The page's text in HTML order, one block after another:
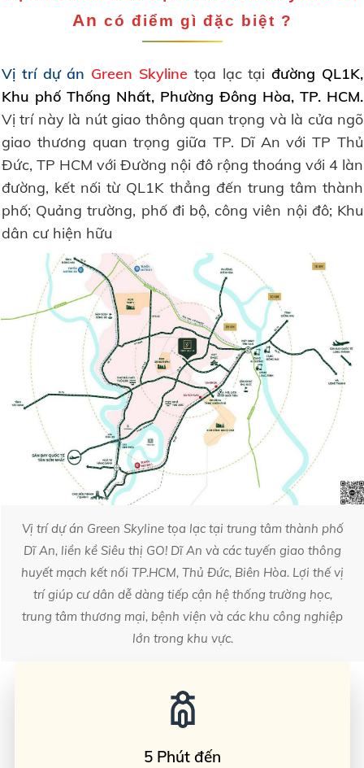
An có điểm gì đặc biệt ?
Vị trí dự án Green Skyline tọa lạc tạiđường QL1K,
Khu phố Thống Nhất, Phường Đông Hòa, TP. HCM.
Vị trí này là nút giao thông quan trọng và là cửa ngõ
giao thương quan trọng giữa TP. Dĩ An với TP Thủ
Đức, TP HCM với Đường nội đô rộng thoáng với 4 làn
đường, kết nối từ QL1K thẳng đến trung tâm thành
phố; Quảng trường, phố đi bộ, công viên nội đô; Khu
dân cư hiện hữu
Vị trí dự án Green Skyline tọa lạc tại trung tâm thành phố
Dĩ An, liền kề Siêu thị GO! Dĩ An và các tuyến giao thông
huyết mạch kết nối TP.HCM, Thủ Đức, Biên Hòa. Lợi thế vị
trí giúp cư dân dễ dàng tiếp cận hệ thống trường học,
trung tâm thương mại, bệnh viện và các khu công nghiệp
lớn trong khu vực.
5 Phút đến